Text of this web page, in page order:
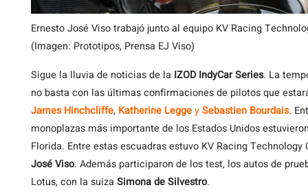
Ernesto José Viso trabajó junto al equipo KV Racing
(Imagen: Prototipos, Prensa EJ Viso)
Sigue la lluvia de noticias de la IZOD IndyCar Series. La
no basta con las últimas confirmaciones de pilotos que
James Hinchcliffe, Katherine LeggeySebastien Bourdais.
monoplazas más importante de los Estados Unidos
Florida. Entre estas escuadras estuvo KV Racing Technology
José Viso. Además participaron de los test, los autos de
Lotus, con la suiza Simona de Silvestro.